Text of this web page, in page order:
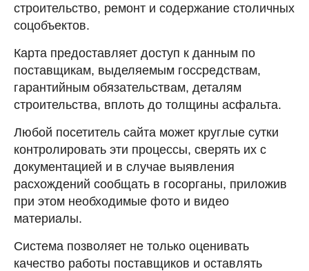
строительство, ремонт и содержание столичных
соцобъектов.
Карта предоставляет доступ к данным по
поставщикам, выделяемым госсредствам,
гарантийным обязательствам, деталям
строительства, вплоть до толщины асфальта.
Любой посетитель сайта может круглые сутки
контролировать эти процессы, сверять их с
документацией и в случае выявления
расхождений сообщать в госорганы, приложив
при этом необходимые фото и видео
материалы.
Система позволяет не только оценивать
качество работы поставщиков и оставлять